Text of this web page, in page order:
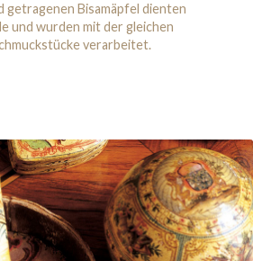
getragenen Bisamäpfel dienten
und wurden mit der gleichen
verarbeitet.